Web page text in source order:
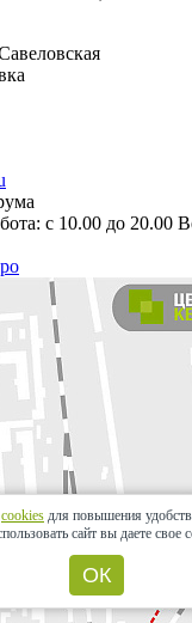
с 10.00 до 20.00
cookies для повышения
сайт вы даете свое
ОК